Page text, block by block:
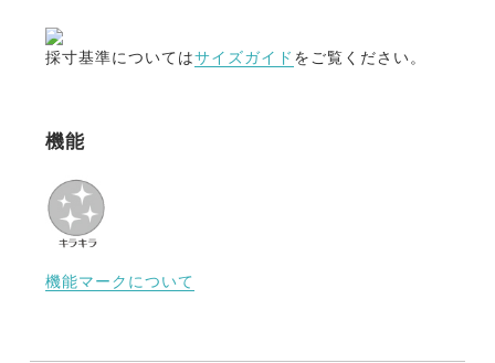
採寸基準についてはサイズガイド をご覧ください。
機能
機能マークについて